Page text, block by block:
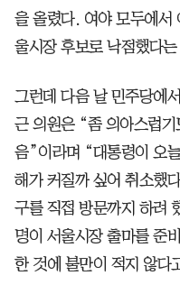
을 올렸다. 여야 모두에서
울시장 후보로 낙점했다는
그런데 다음 날 민주당에
근 의원은 “좀 의아스럽
음”이라며 “대통령이 오
해가 커질까 싶어 취소했
구를 직접 방문까지 하려
명이 서울시장 출마를 준
한 것에 불만이 적지 않다